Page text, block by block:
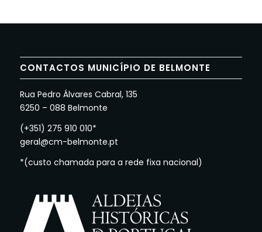
CONTACTOS MUNICÍPIO DE BELMONTE
Rua Pedro Álvares Cabral, 135
6250 – 088 Belmonte
(+351) 275 910 010*
geral@cm-belmonte.pt
*(custo chamada para a rede fixa nacional)